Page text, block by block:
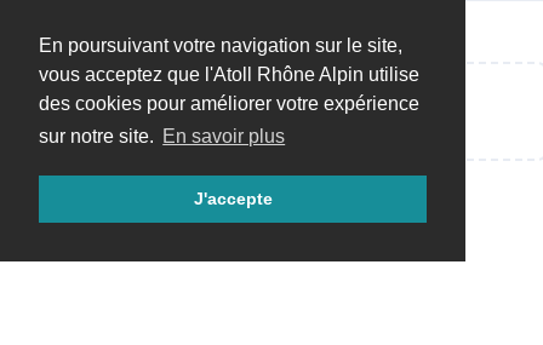
En poursuivant votre navigation sur le site,
vous acceptez que l'Atoll Rhône Alpin utilise
des cookies pour améliorer votre expérience
sur notre site. En savoir plus
J'accepte
Répondre…